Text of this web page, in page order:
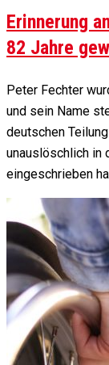
Erinnerung
82 Jahre
Peter Fechter
und sein Name
deutschen
unauslöschlich in
eingeschrieben